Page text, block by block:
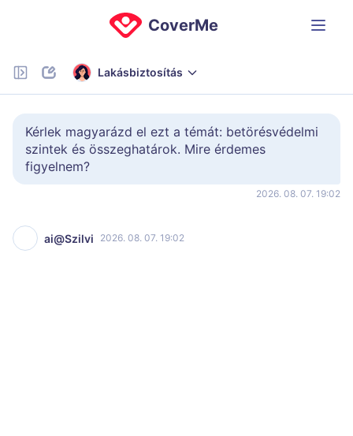
CoverMe
Lakásbiztosítás
Kérlek magyarázd el ezt a témát: betörésvédelmi
szintek és összeghatárok. Mire érdemes
figyelnem?
2026. 08. 07. 19:02
ai@Szilvi 2026. 08. 07. 19:02